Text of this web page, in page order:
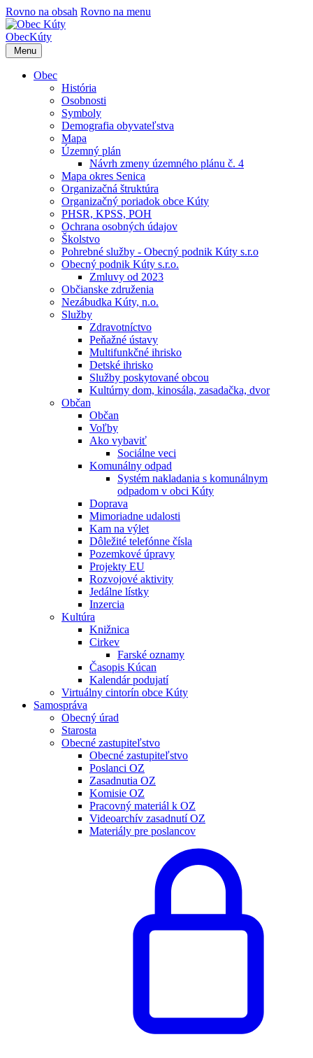
Rovno na obsah Rovno na menu
ObecKúty
Menu
Obec
História
Osobnosti
Symboly
Demografia obyvateľstva
Mapa
Územný plán
Návrh zmeny územného plánu č. 4
Mapa okres Senica
Organizačná štruktúra
Organizačný poriadok obce Kúty
PHSR, KPSS, POH
Ochrana osobných údajov
Školstvo
Pohrebné služby - Obecný podnik Kúty s.r.o
Obecný podnik Kúty s.r.o.
Zmluvy od 2023
Občianske združenia
Nezábudka Kúty, n.o.
Služby
Zdravotníctvo
Peňažné ústavy
Multifunkčné ihrisko
Detské ihrisko
Služby poskytované obcou
Kultúrny dom, kinosála, zasadačka, dvor
Občan
Občan
Voľby
Ako vybaviť
Sociálne veci
Komunálny odpad
Systém nakladania s komunálnym
odpadom v obci Kúty
Doprava
Mimoriadne udalosti
Kam na výlet
Dôležité telefónne čísla
Pozemkové úpravy
Projekty EU
Rozvojové aktivity
Jedálne lístky
Inzercia
Kultúra
Knižnica
Cirkev
Farské oznamy
Časopis Kúcan
Kalendár podujatí
Virtuálny cintorín obce Kúty
Samospráva
Obecný úrad
Starosta
Obecné zastupiteľstvo
Obecné zastupiteľstvo
Poslanci OZ
Zasadnutia OZ
Komisie OZ
Pracovný materiál k OZ
Videoarchív zasadnutí OZ
Materiály pre poslancov